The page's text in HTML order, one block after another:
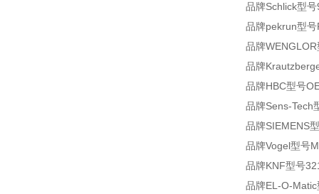
品牌Schlick型
品牌pekrun型
品牌
品牌
品牌HBC型号
品牌Sens-Tech
品牌SIEMENS
品牌Vogel型号
品牌KNF型号
品牌EL-O-